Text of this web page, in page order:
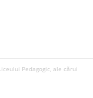
Pedagogic, ale cărui